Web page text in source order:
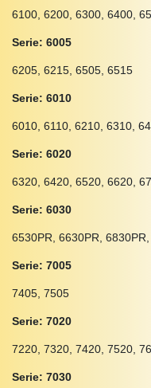
6100, 6200, 6300, 6400,
Serie: 6005
6205, 6215, 6505, 6515
Serie: 6010
6010, 6110, 6210, 6310,
Serie: 6020
6320, 6420, 6520, 6620,
Serie: 6030
6530PR, 6630PR,
Serie: 7005
7405, 7505
Serie: 7020
7220, 7320, 7420, 7520,
Serie: 7030